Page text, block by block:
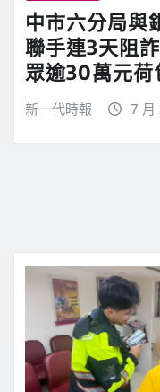
中市六分局與
聯手連3天阻
眾逾30萬元荷
新一代時報 7 月